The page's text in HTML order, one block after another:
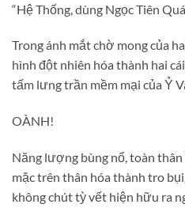
“Hệ Thống, dùng Ngọc Tiên
Trong ánh mắt chờ mong của
hình đột nhiên hóa thành hai
tấm lưng trần mềm mại của Ỷ
OÀNH!
Năng lượng bùng nổ, toàn thân
mặc trên thân hóa thành tro
không chút tỳ vết hiện hữu ra